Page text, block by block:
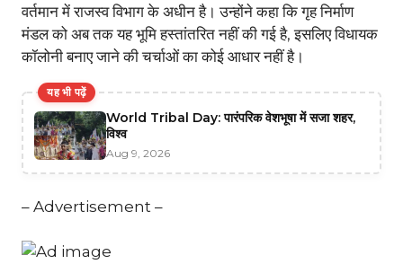
वर्तमान में राजस्व विभाग के अधीन है। उन्होंने कहा कि गृह निर्माण
मंडल को अब तक यह भूमि हस्तांतरित नहीं की गई है, इसलिए विधायक
कॉलोनी बनाए जाने की चर्चाओं का कोई आधार नहीं है।
यह भी पढ़ें
World Tribal Day: पारंपरिक वेशभूषा में सजा शहर,
विश्व
Aug 9, 2026
– Advertisement –